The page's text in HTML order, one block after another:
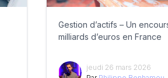
Gestion d’actifs – Un
milliards d’euros en France
jeudi 26 mars 2026